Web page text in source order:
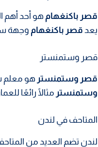
قصر باكنغهام هو أحد أهم
يعد قصر باكنغهام وجهة
قصر وستمنستر
قصر وستمنستر هو معلم
وستمنستر مثالًا رائعًا
المتاحف في لندن
لندن تضم العديد من